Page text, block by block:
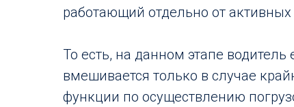
работающий отдельно от
То есть, на данном этапе
вмешивается только в случае
функции по осуществлению